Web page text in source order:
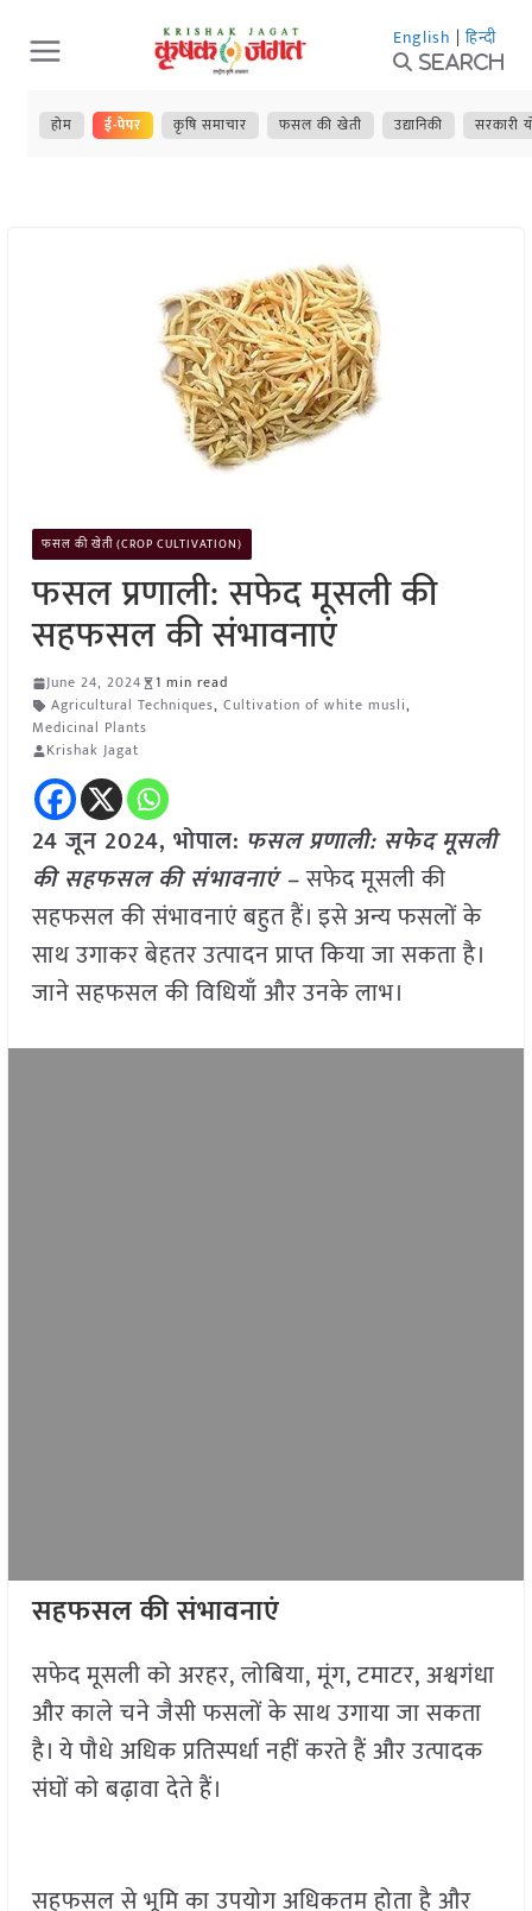
Skip
to
content
English | हिन्दी
Search
होम ई-पेपर कृषि समाचार फसल की खेती उद्यानिकी सरकारी
फसल की खेती (CROP CULTIVATION)
फसल प्रणाली: सफेद मूसली की
सहफसल की संभावनाएं
June 24, 2024
1 min read
Agricultural Techniques, Cultivation of white musli,
Medicinal Plants
Krishak Jagat
24 जून 2024, भोपाल: फसल प्रणाली: सफेद मूसली
की सहफसल की संभावनाएं –सफेद मूसली की
सहफसल की संभावनाएं बहुत हैं। इसे अन्य फसलों के
साथ उगाकर बेहतर उत्पादन प्राप्त किया जा सकता है।
जाने सहफसल की विधियाँ और उनके लाभ।
सहफसल की संभावनाएं
सफेद मूसली को अरहर, लोबिया, मूंग, टमाटर, अश्वगंधा
और काले चने जैसी फसलों के साथ उगाया जा सकता
है। ये पौधे अधिक प्रतिस्पर्धा नहीं करते हैं और उत्पादक
संघों को बढ़ावा देते हैं।
सहफसल से भूमि का उपयोग अधिकतम होता है और